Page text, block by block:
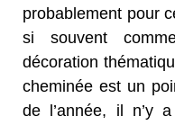
probablement pour
si souvent
décoration
cheminée est un
de l’année, il n’y